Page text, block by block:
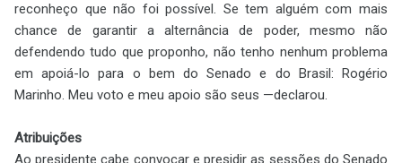
reconheço que não foi possível. Se tem alguém com mais
chance de garantir a alternância de poder, mesmo não
defendendo tudo que proponho, não tenho nenhum problema
em apoiá-lo para o bem do Senado e do Brasil: Rogério
Marinho. Meu voto e meu apoio são seus —declarou.
Atribuições
Ao presidente cabe convocar e presidir as sessões do Senado